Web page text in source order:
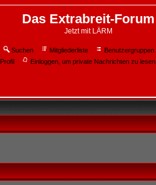
Das Extrabreit-Forum
Jetzt mit LÄRM
Suchen Mitgliederliste Benutzergruppen
Profil
Einloggen, um private Nachrichten zu lesen